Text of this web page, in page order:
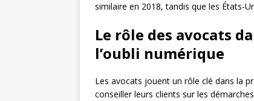
similaire en 2018, tandis que les États-
Le rôle des avocats
l’oubli numérique
Les avocats jouent un rôle clé dans la
conseiller leurs clients sur les